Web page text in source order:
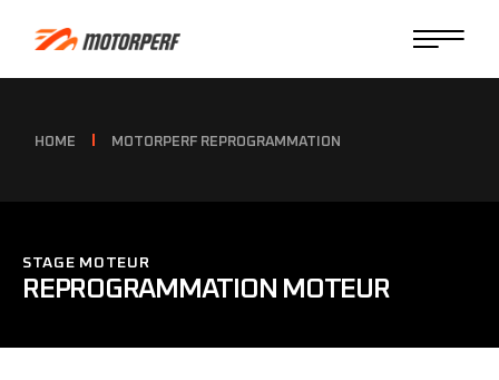
HOME MOTORPERF REPROGRAMMATION
STAGE MOTEUR
REPROGRAMMATION MOTEUR